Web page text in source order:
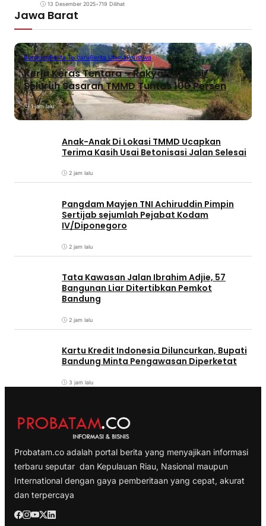
13 Desember 2025•719 Dilihat
Jawa Barat
BandungBerita TerbaruBerita UtamaPeristiwa
Kerja Keras Tentara – Rakyat, Hampir
Seluruh Sasaran TMMD Tuntas 100 Persen
1 jam lalu
Anak-Anak Di Lokasi TMMD Ucapkan
Terima Kasih Usai Betonisasi Jalan Selesai
2 jam lalu
Pangdam Mayjen TNI Achiruddin Pimpin
Sertijab sejumlah Pejabat Kodam
IV/Diponegoro
2 jam lalu
Tata Kawasan Jalan Ibrahim Adjie, 57
Bangunan Liar Ditertibkan Pemkot
Bandung
2 jam lalu
Kartu Kredit Indonesia Diluncurkan, Bupati
Bandung Minta Pengawasan Diperketat
3 jam lalu
Probatam.co adalah portal berita yang menyajikan informasi
terbaru seputar dan Kepulauan Riau, Nasional maupun
International dengan gaya pemberitaan yang cepat, akurat
dan terpercaya